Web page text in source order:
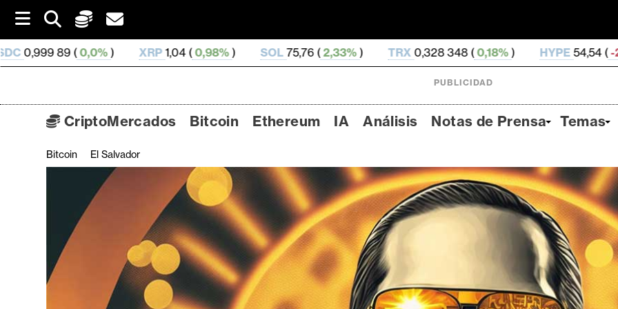
i
p
t
XRP1,04 ( 0,98%) SOL75,76 (2,33% TRX0,328 348 (0,18%) HYPE54,54 (-2,89% DOGE
C
M
PUBLICIDAD
CriptoMercados Bitcoin Ethereum IA Análisis Notas de Prensa Temas
Bitcoin El Salvador